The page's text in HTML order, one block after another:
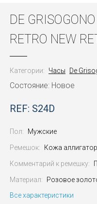
DE
RETRO NEW
Категории: Часы De
Состояние: Новое
REF: S24D
Пол: Мужские
Ремешок: Кожа
Комментарий к ремешку:
Материал:
Розовое
Все характеристики